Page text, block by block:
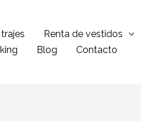
Renta de vestidos
Blog Contacto